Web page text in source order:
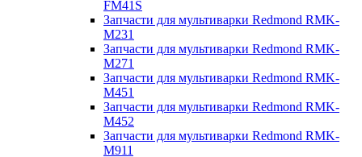
FM41S
Запчасти для мультиварки Redmond RMK-
M231
Запчасти для мультиварки Redmond RMK-
M271
Запчасти для мультиварки Redmond RMK-
M451
Запчасти для мультиварки Redmond RMK-
M452
Запчасти для мультиварки Redmond RMK-
M911